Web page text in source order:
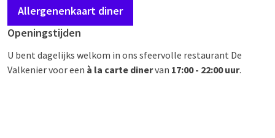
Allergenenkaart diner
Openingstijden
U bent dagelijks welkom in ons sfeervolle restaurant De
Valkenier voor een à la carte dinervan 17:00 - 22:00 uur.